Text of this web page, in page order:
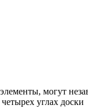
могут
углах доски